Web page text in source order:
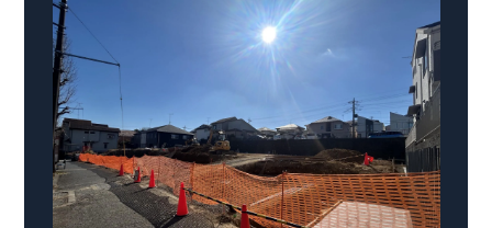
の技術基準をクリアする必要があります。東栄住宅は全棟でク
リア！①耐震性②劣化対策③維持管理性④住戸面積⑤省エネル
ギー性⑥居住環境⑦維持保全管理
そのほかの魅力として、住宅ローン金利優遇、固定資産税の減
税、中古市場での売却時にも有利です。
住宅性能評価ダブル
取得
「設計」と「建設」のダブルで性
能を評価されています！図面を第三者機関へ提出します。外部
評価委員が建設中に3回、竣工時に1回の現場検査が行われま
す。構造の安定、劣化の軽減、維持管理への配慮、温熱環境・
エネルギー消費量（断熱等性能）の必須4分野、空気環境で、最
高等級取得！ ■ 耐震等級3 もっと詳しく 東栄住宅の建物
は、国が定めた耐震最高等級3を取得。建築基準法に定められ
当社こだわりの空間アイディアをショート動画で
ご紹介しています。ここをクリック